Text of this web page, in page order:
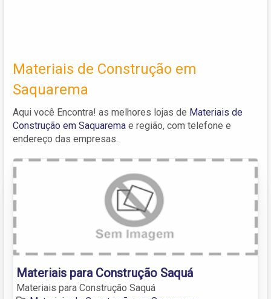
Materiais de Construção em
Saquarema
Aqui você Encontra! as melhores lojas de Materiais de
Construção em Saquarema e região, com telefone e
endereço das empresas.
Materiais para Construção Saquá
Materiais para Construção Saquá